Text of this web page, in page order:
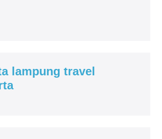
lampung travel